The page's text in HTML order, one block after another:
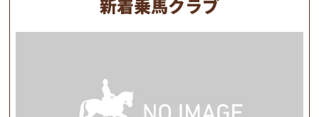
新着乗馬クラブ